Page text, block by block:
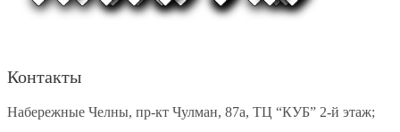
Контакты
Набережные Челны, пр-кт Чулман, 87а, ТЦ “КУБ” 2-й этаж;